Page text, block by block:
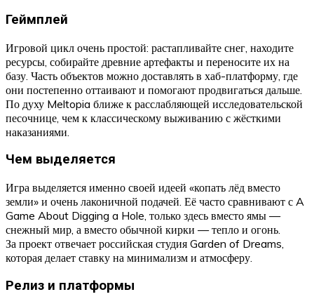
Геймплей
Игровой цикл очень простой: растапливайте снег, находите
ресурсы, собирайте древние артефакты и переносите их на
базу. Часть объектов можно доставлять в хаб-платформу, где
они постепенно оттаивают и помогают продвигаться дальше.
По духу Meltopia ближе к расслабляющей исследовательской
песочнице, чем к классическому выживанию с жёсткими
наказаниями.
Чем выделяется
Игра выделяется именно своей идеей «копать лёд вместо
земли» и очень лаконичной подачей. Её часто сравнивают с A
Game About Digging a Hole, только здесь вместо ямы —
снежный мир, а вместо обычной кирки — тепло и огонь.
За проект отвечает российская студия Garden of Dreams,
которая делает ставку на минимализм и атмосферу.
Релиз и платформы